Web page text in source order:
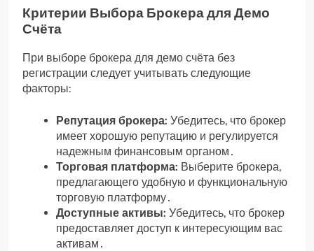
Критерии Выбора Брокера для Демо
Счёта
При выборе брокера для демо счёта без
регистрации следует учитывать следующие
факторы:
Репутация брокера: Убедитесь, что брокер
имеет хорошую репутацию и регулируется
надежным финансовым органом․
Торговая платформа: Выберите брокера,
предлагающего удобную и функциональную
торговую платформу․
Доступные активы: Убедитесь, что брокер
предоставляет доступ к интересующим вас
активам․